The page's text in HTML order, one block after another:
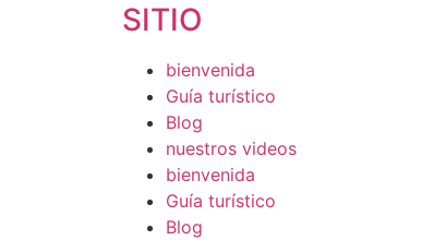
SITIO
bienvenida
Guía turístico
Blog
nuestros videos
bienvenida
Guía turístico
Blog